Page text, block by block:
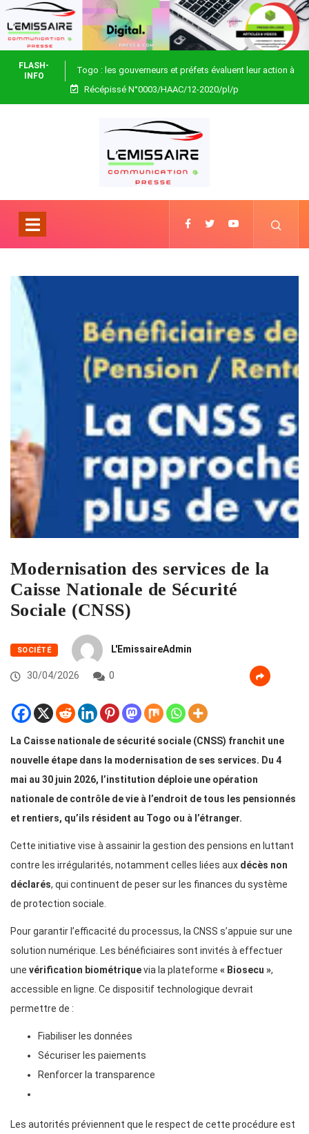
FLASH-
INFO
Togo : les gouverneurs et préfets évaluent leur action à
Blitta
Récépissé N°0003/HAAC/12-2020/pl/p
Modernisation des services de la
Caisse Nationale de Sécurité
Sociale (CNSS)
SOCIÉTÉ L'EmissaireAdmin
30/04/2026 0
La Caisse nationale de sécurité sociale (CNSS) franchit une
nouvelle étape dans la modernisation de ses services. Du 4
mai au 30 juin 2026, l’institution déploie une opération
nationale de contrôle de vie à l’endroit de tous les pensionnés
et rentiers, qu’ils résident au Togo ou à l’étranger.
Cette initiative vise à assainir la gestion des pensions en luttant
contre les irrégularités, notamment celles liées aux décès non
déclarés, qui continuent de peser sur les finances du système
de protection sociale.
Pour garantir l’efficacité du processus, la CNSS s’appuie sur une
solution numérique. Les bénéficiaires sont invités à effectuer
une vérification biométriquevia la plateforme « Biosecu »,
accessible en ligne. Ce dispositif technologique devrait
permettre de :
Fiabiliser les données
Sécuriser les paiements
Renforcer la transparence
Les autorités préviennent que le respect de cette procédure est